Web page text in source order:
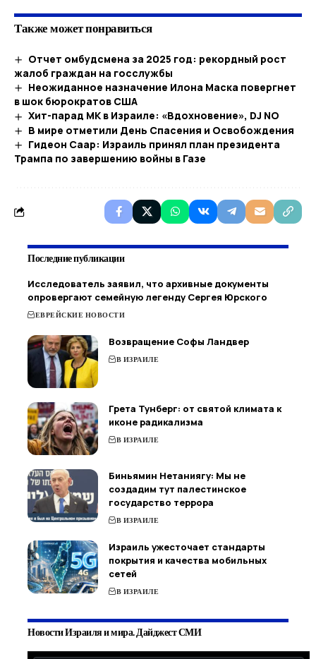
Также может понравиться
Отчет омбудсмена за 2025 год: рекордный рост
жалоб граждан на госслужбы
Неожиданное назначение Илона Маска повергнет
в шок бюрократов США
Хит-парад МК в Израиле: «Вдохновение», DJ NO
В мире отметили День Спасения и Освобождения
Гидеон Саар: Израиль принял план президента
Трампа по завершению войны в Газе
Последние публикации
Исследователь заявил, что архивные документы
опровергают семейную легенду Сергея Юрского
ЕВРЕЙСКИЕ НОВОСТИ
Возвращение Софы Ландвер
В ИЗРАИЛЕ
Грета Тунберг: от святой климата к
иконе радикализма
В ИЗРАИЛЕ
Биньямин Нетаниягу: Мы не
создадим тут палестинское
государство террора
В ИЗРАИЛЕ
Израиль ужесточает стандарты
покрытия и качества мобильных
сетей
В ИЗРАИЛЕ
Новости Израиля и мира. Дайджест СМИ